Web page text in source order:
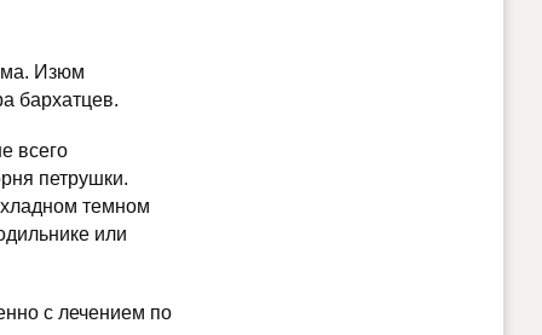
Изюм
бархатцев.
всего
петрушки.
темном
или
с лечением по